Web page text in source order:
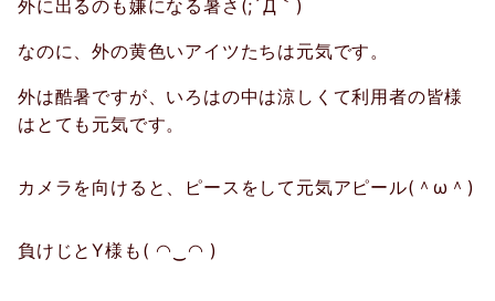
外に出るのも嫌になる暑さ(;´Д｀)
なのに、外の黄色いアイツたちは元気です。
外は酷暑ですが、いろはの中は涼しくて利用者の皆様
はとても元気です。
カメラを向けると、ピースをして元気アピール(＾ω＾)
負けじとY様も( ◠‿◠ )